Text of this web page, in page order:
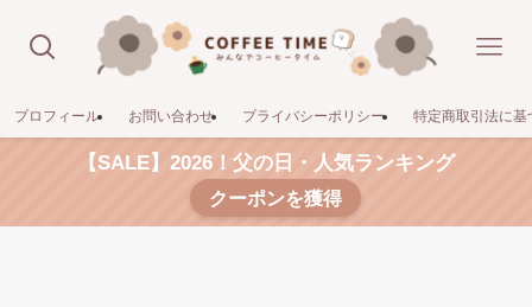
プロフィール お問い合わせ プライバシーポリシー 特定商取引法に基
【SALE】2026！父の日・人気ランキング
クーポンを獲得